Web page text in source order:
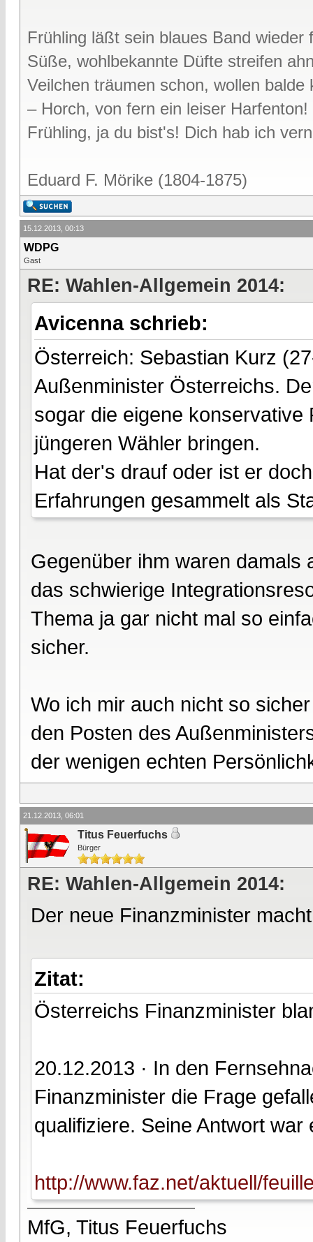
Frühling läßt sein blaues Band wieder
Süße, wohlbekannte Düfte streifen
Veilchen träumen schon, wollen balde
– Horch, von fern ein leiser Harfenton!
Frühling, ja du bist's! Dich hab ich
Eduard F. Mörike (1804-1875)
15.12.2013, 00:13
WDPG
Gast
RE: Wahlen-Allgemein 2014:
Avicenna schrieb:
Österreich: Sebastian Kurz
Außenminister Österreichs.
sogar die eigene
jüngeren Wähler bringen.
Hat der's drauf oder ist er
Erfahrungen gesammelt als
Gegenüber ihm waren damals
das schwierige
Thema ja gar nicht mal so
sicher.
Wo ich mir auch nicht so
den Posten des
der wenigen echten
21.12.2013, 06:01
Titus Feuerfuchs
Bürger
RE: Wahlen-Allgemein 2014:
Der neue Finanzminister
Zitat:
Österreichs Finanzminister
20.12.2013 · In den
Finanzminister die Frage
qualifiziere. Seine Antwort
http://www.faz.net/aktuell/
MfG, Titus Feuerfuchs